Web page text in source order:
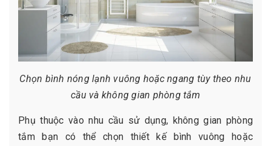
Chọn bình nóng lạnh vuông hoặc ngang tùy theo nhu
cầu và không gian phòng tắm
Phụ thuộc vào nhu cầu sử dụng, không gian phòng
tắm bạn có thể chọn thiết kế bình vuông hoặc